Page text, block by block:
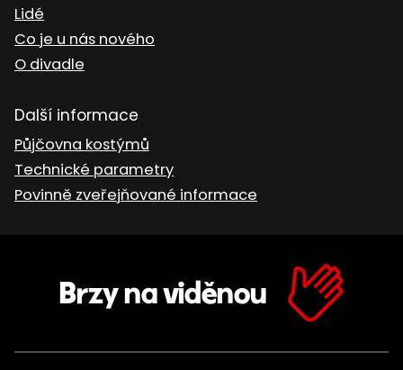
Lidé
Co je u nás nového
O divadle
Další informace
Půjčovna kostýmů
Technické parametry
Povinně zveřejňované informace
Brzy na viděnou